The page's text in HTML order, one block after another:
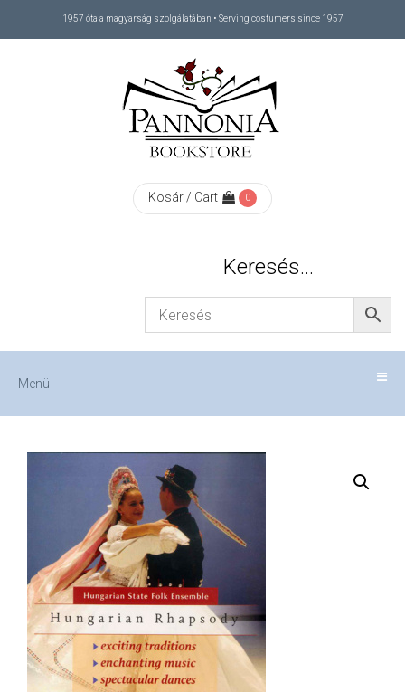
1957 óta a magyarság szolgálatában • Serving costumers since 1957
Kosár / Cart 0
Keresés…
Menü
KAPCSOLAT